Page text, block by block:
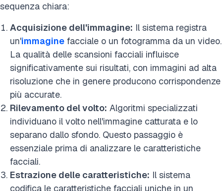
sequenza chiara:
Acquisizione dell'immagine: Il sistema registra
un'immagine facciale o un fotogramma da un video.
La qualità delle scansioni facciali influisce
significativamente sui risultati, con immagini ad alta
risoluzione che in genere producono corrispondenze
più accurate.
Rilevamento del volto: Algoritmi specializzati
individuano il volto nell'immagine catturata e lo
separano dallo sfondo. Questo passaggio è
essenziale prima di analizzare le caratteristiche
facciali.
Estrazione delle caratteristiche: Il sistema
codifica le caratteristiche facciali uniche in un